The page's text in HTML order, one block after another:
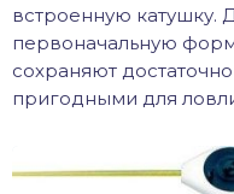
встроенную катушку.
первоначальную
сохраняют
пригодными для